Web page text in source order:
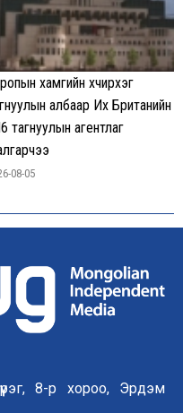
хамгийн хүчирхэг
албаар Их Британийн
тагнуулын агентлаг
08-05
8-р хороо, Эрдэм